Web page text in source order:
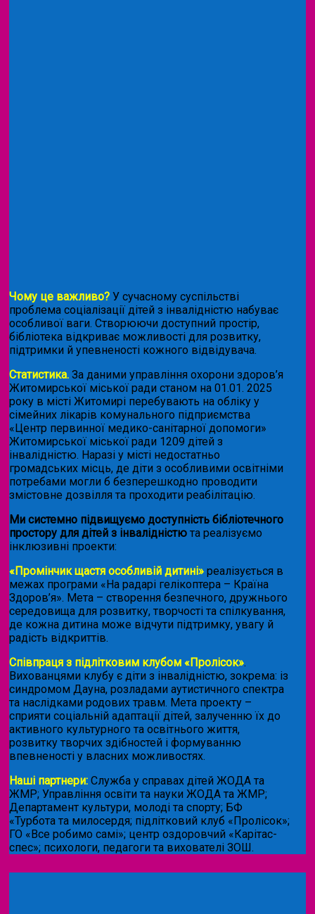
Чому це важливо? У сучасному суспільстві
проблема соціалізації дітей з інвалідністю набуває
особливої ваги. Створюючи доступний простір,
бібліотека відкриває можливості для розвитку,
підтримки й упевненості кожного відвідувача.
Статистика. За даними управління охорони здоров’я
Житомирської міської ради станом на 01.01. 2025
року в місті Житомирі перебувають на обліку у
сімейних лікарів комунального підприємства
«Центр первинної медико-санітарної допомоги»
Житомирської міської ради 1209 дітей з
інвалідністю. Наразі у місті недостатньо
громадських місць, де діти з особливими освітніми
потребами могли б безперешкодно проводити
змістовне дозвілля та проходити реабілітацію.
Ми системно підвищуємо доступність бібліотечного
простору для дітей з інвалідністю та реалізуємо
інклюзивні проекти:
«Промінчик щастя особливій дитині» реалізується в
межах програми «На радарі гелікоптера – Країна
Здоров’я». Мета – створення безпечного, дружнього
середовища для розвитку, творчості та спілкування,
де кожна дитина може відчути підтримку, увагу й
радість відкриттів.
Співпраця з підлітковим клубом «Пролісок».
Вихованцями клубу є діти з інвалідністю, зокрема: із
синдромом Дауна, розладами аутистичного спектра
та наслідками родових травм. Мета проекту –
сприяти соціальній адаптації дітей, залученню їх до
активного культурного та освітнього життя,
розвитку творчих здібностей і формуванню
впевненості у власних можливостях.
Наші партнери: Служба у справах дітей ЖОДА та
ЖМР; Управління освіти та науки ЖОДА та ЖМР;
Департамент культури, молоді та спорту; БФ
«Турбота та милосердя; підлітковий клуб «Пролісок»;
ГО «Все робимо самі»; центр оздоровчий «Карітас-
спес»; психологи, педагоги та вихователі ЗОШ.